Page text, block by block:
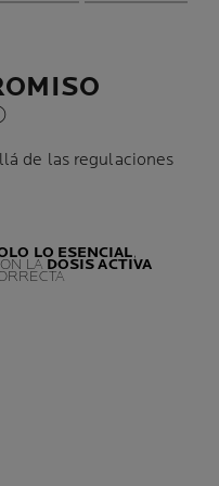
de las regulaciones
LO ESENCIAL,
LA DOSIS ACTIVA